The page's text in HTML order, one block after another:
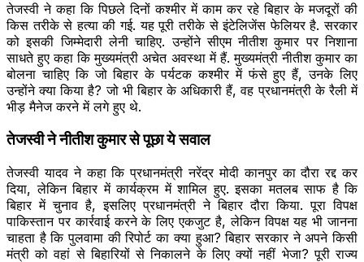
तेजस्वी ने कहा कि पिछले दिनों कश्मीर में काम कर रहे बिहार के मजदूरों की
किस तरीके से हत्या की गई. यह पूरी तरीके से इंटेलिजेंस फेलियर है. सरकार
को इसकी जिम्मेदारी लेनी चाहिए. उन्होंने सीएम नीतीश कुमार पर निशाना
साधते हुए कहा कि मुख्यमंत्री अचेत अवस्था में हैं. मुख्यमंत्री नीतीश कुमार का
बोलना चाहिए कि जो बिहार के पर्यटक कश्मीर में फंसे हुए हैं, उनके लिए
उन्होंने क्या किया है? जो भी बिहार के अधिकारी हैं, वह प्रधानमंत्री के रैली में
भीड़ मैनेज करने में लगे हुए थे.
तेजस्वी ने नीतीश कुमार से पूछा ये सवाल
तेजस्वी यादव ने कहा कि प्रधानमंत्री नरेंद्र मोदी कानपुर का दौरा रद्द कर
दिया, लेकिन बिहार में कार्यक्रम में शामिल हुए. इसका मतलब साफ है कि
बिहार में चुनाव है, इसलिए प्रधानमंत्री ने बिहार दौरा किया. पूरा विपक्ष
पाकिस्तान पर कार्रवाई करने के लिए एकजुट है, लेकिन विपक्ष यह भी जानना
चाहता है कि पुलवामा की रिपोर्ट का क्या हुआ? बिहार सरकार ने अपने किसी
मंत्री को वहां से बिहारियों से निकालने के लिए क्यों नहीं भेजा? पूरी राज्य